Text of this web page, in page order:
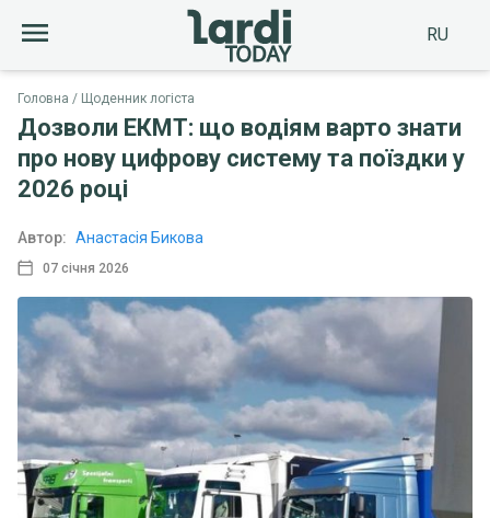
RU
Головна Щоденник логіста
Дозволи ЕКМТ: що водіям варто знати
про нову цифрову систему та поїздки у
2026 році
07 січня 2026
Автор: Анастасія Бикова